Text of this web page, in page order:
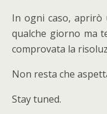
In ogni caso,
qualche giorno ma
comprovata la
Non resta che
Stay tuned.